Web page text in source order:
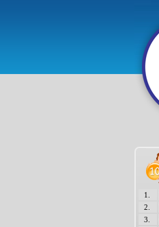
1.
2.
3.